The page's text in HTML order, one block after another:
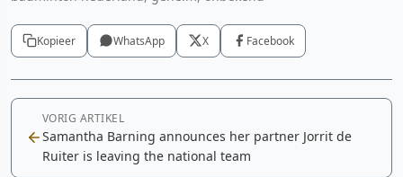
Kopieer WhatsApp X Facebook
VORIG ARTIKEL
Samantha Barning announces her partner Jorrit de
Ruiter is leaving the national team